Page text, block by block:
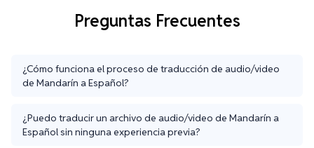
Preguntas Frecuentes
¿Cómo funciona el proceso de traducción de audio/video
de Mandarín a Español?
¿Puedo traducir un archivo de audio/video de Mandarín a
Español sin ninguna experiencia previa?